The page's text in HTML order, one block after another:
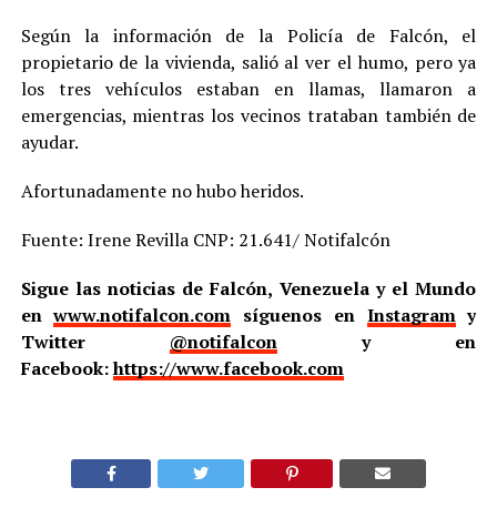
Según la información de la Policía de Falcón, el
propietario de la vivienda, salió al ver el humo, pero ya
los tres vehículos estaban en llamas, llamaron a
emergencias, mientras los vecinos trataban también de
ayudar.
Afortunadamente no hubo heridos.
Fuente: Irene Revilla CNP: 21.641/ Notifalcón
Sigue las noticias de Falcón, Venezuela y el Mundo
enwww.notifalcon.com síguenos en Instagramy
Twitter @notifalcony en
Facebook:https://www.facebook.com